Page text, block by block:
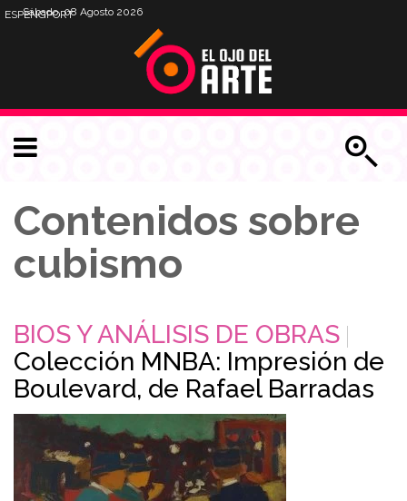
Sábado, 08 Agosto 2026
ESPENGPORT
Contenidos sobre
cubismo
BIOS Y ANÁLISIS DE OBRAS
Colección MNBA: Impresión de
Boulevard, de Rafael Barradas